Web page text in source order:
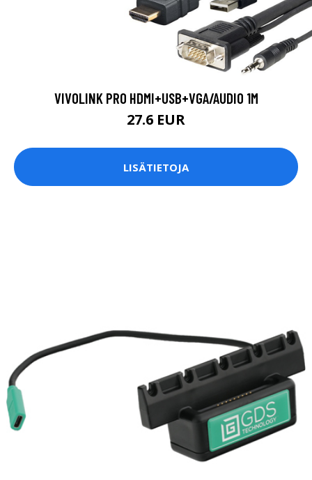
VIVOLINK PRO HDMI+USB+VGA/AUDIO 1M
27.6 EUR
LISÄTIETOJA